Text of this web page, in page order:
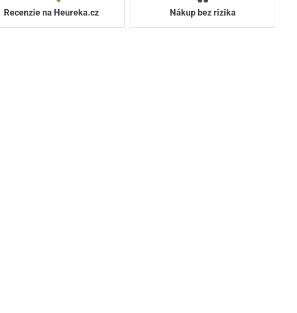
Recenzie na Heureka.cz Nákup bez rizika